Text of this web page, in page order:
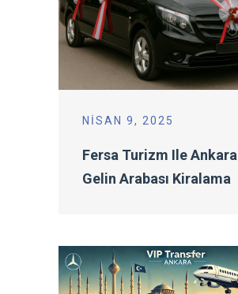
NISAN 9, 2025
Fersa Turizm Ile Ankara
Gelin Arabası Kiralama